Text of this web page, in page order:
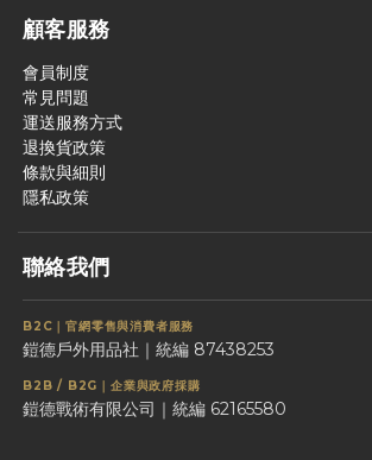
顧客服務
會員制度
常見問題
運送服務方式
退換貨政策
條款與細則
隱私政策
聯絡我們
B2C｜官網零售與消費者服務
鎧德戶外用品社｜統編 87438253
B2B / B2G｜企業與政府採購
鎧德戰術有限公司｜統編 62165580